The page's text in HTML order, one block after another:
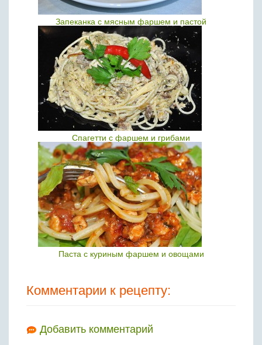
Запеканка с мясным фаршем и пастой
Спагетти с фаршем и грибами
Паста с куриным фаршем и овощами
Комментарии к рецепту:
Добавить комментарий